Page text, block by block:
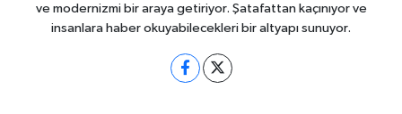
ve modernizmi bir araya getiriyor. Şatafattan kaçınıyor ve
insanlara haber okuyabilecekleri bir altyapı sunuyor.